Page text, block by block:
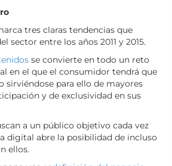
tres claras tendencias que
sector entre los años 2011 y 2015.
se convierte en todo un reto
en el que el consumidor tendrá que
sirviéndose para ello de mayores
y de exclusividad en sus
a un público objetivo cada vez
digital abre la posibilidad de incluso
ellos.